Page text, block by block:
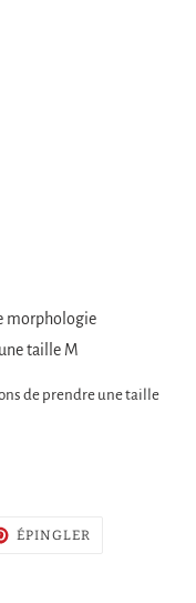
morphologie
taille M
de prendre une taille
ÉPINGLER